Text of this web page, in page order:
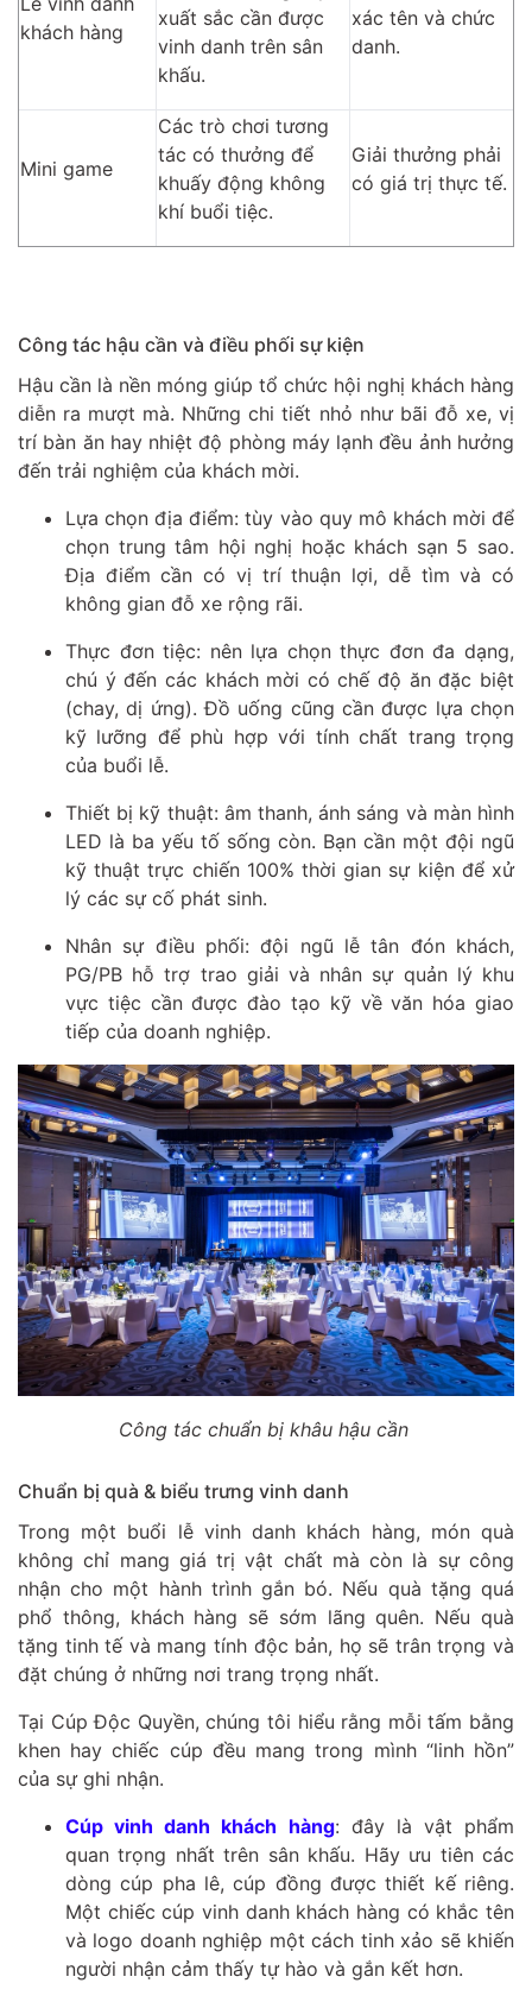
khách hàng
xuất sắc cần được
vinh danh trên sân
khấu.
xác tên và chức
danh.
Mini game
Các trò chơi tương
tác có thưởng để
khuấy động không
khí buổi tiệc.
Giải thưởng phải
có giá trị thực tế.
Công tác hậu cần và điều phối sự kiện
Hậu cần là nền móng giúp tổ chức hội nghị khách hàng
diễn ra mượt mà. Những chi tiết nhỏ như bãi đỗ xe, vị
trí bàn ăn hay nhiệt độ phòng máy lạnh đều ảnh hưởng
đến trải nghiệm của khách mời.
Lựa chọn địa điểm: tùy vào quy mô khách mời để
chọn trung tâm hội nghị hoặc khách sạn 5 sao.
Địa điểm cần có vị trí thuận lợi, dễ tìm và có
không gian đỗ xe rộng rãi.
Thực đơn tiệc: nên lựa chọn thực đơn đa dạng,
chú ý đến các khách mời có chế độ ăn đặc biệt
(chay, dị ứng). Đồ uống cũng cần được lựa chọn
kỹ lưỡng để phù hợp với tính chất trang trọng
của buổi lễ.
Thiết bị kỹ thuật: âm thanh, ánh sáng và màn hình
LED là ba yếu tố sống còn. Bạn cần một đội ngũ
kỹ thuật trực chiến 100% thời gian sự kiện để xử
lý các sự cố phát sinh.
Nhân sự điều phối: đội ngũ lễ tân đón khách,
PG/PB hỗ trợ trao giải và nhân sự quản lý khu
vực tiệc cần được đào tạo kỹ về văn hóa giao
tiếp của doanh nghiệp.
Công tác chuẩn bị khâu hậu cần
Chuẩn bị quà & biểu trưng vinh danh
Trong một buổi lễ vinh danh khách hàng, món quà
không chỉ mang giá trị vật chất mà còn là sự công
nhận cho một hành trình gắn bó. Nếu quà tặng quá
phổ thông, khách hàng sẽ sớm lãng quên. Nếu quà
tặng tinh tế và mang tính độc bản, họ sẽ trân trọng và
đặt chúng ở những nơi trang trọng nhất.
Tại Cúp Độc Quyền, chúng tôi hiểu rằng mỗi tấm bằng
khen hay chiếc cúp đều mang trong mình “linh hồn”
của sự ghi nhận.
Cúp vinh danh khách hàng: đây là vật phẩm
quan trọng nhất trên sân khấu. Hãy ưu tiên các
dòng cúp pha lê, cúp đồng được thiết kế riêng.
Một chiếc cúp vinh danh khách hàng có khắc tên
và logo doanh nghiệp một cách tinh xảo sẽ khiến
người nhận cảm thấy tự hào và gắn kết hơn.